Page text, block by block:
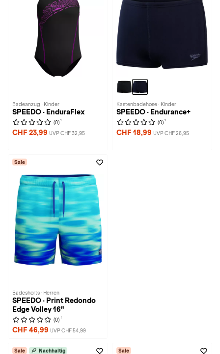
Badeanzug · Kinder
SPEEDO · EnduraFlex
(0) 1
CHF 23,99 UVP CHF 32,95
Kastenbadehose · Kinder
SPEEDO · Endurance+
(0) 1
CHF 18,99 UVP CHF 26,95
Sale
Badeshorts · Herren
SPEEDO · Print Redondo
Edge Volley 16"
(0) 1
CHF 46,99 UVP CHF 54,99
Sale Nachhaltig Sale